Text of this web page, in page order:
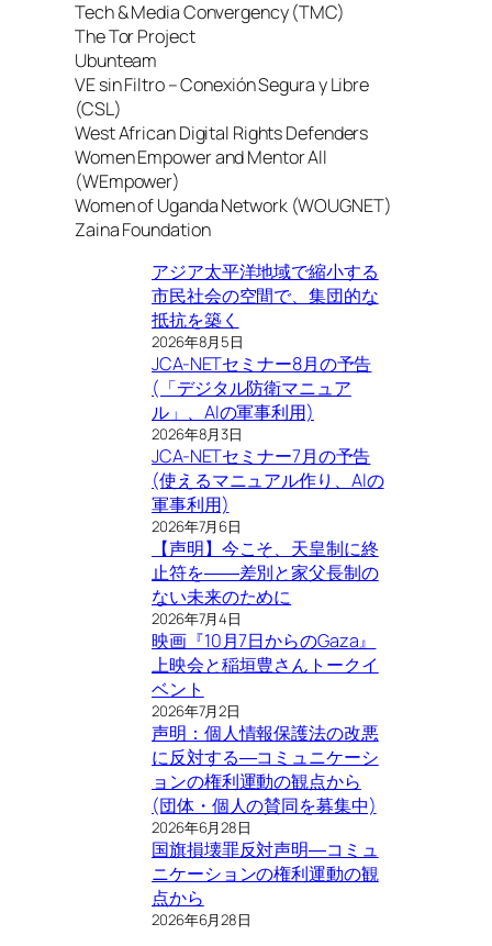
Tech & Media Convergency (TMC)
The Tor Project
Ubunteam
VE sin Filtro – Conexión Segura y Libre
(CSL)
West African Digital Rights Defenders
Women Empower and Mentor All
(WEmpower)
Women of Uganda Network (WOUGNET)
Zaina Foundation
アジア太平洋地域で縮小する
市民社会の空間で、集団的な
抵抗を築く
2026年8月5日
JCA-NETセミナー8月の予告
(「デジタル防衛マニュア
ル」、AIの軍事利用)
2026年8月3日
JCA-NETセミナー7月の予告
(使えるマニュアル作り、AIの
軍事利用)
2026年7月6日
【声明】今こそ、天皇制に終
止符を――差別と家父長制の
ない未来のために
2026年7月4日
映画『10月7日からのGaza』
上映会と稲垣豊さんトークイ
ベント
2026年7月2日
声明：個人情報保護法の改悪
に反対する―コミュニケーシ
ョンの権利運動の観点から
(団体・個人の賛同を募集中)
2026年6月28日
国旗損壊罪反対声明―コミュ
ニケーションの権利運動の観
点から
2026年6月28日